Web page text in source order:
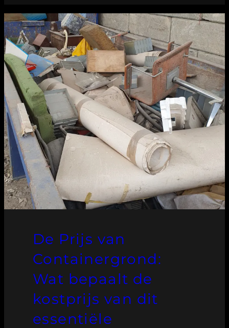
De Prijs van
Containergrond:
Wat bepaalt de
kostprijs van dit
essentiële